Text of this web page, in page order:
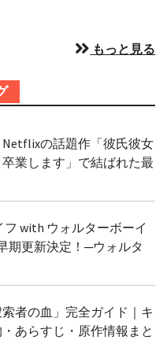
もっと見る
Netflixの話題作「彼氏彼女
業します」で結ばれた最
with ウォルターボーイ
期更新決定！─ウォルタ
者の血」完全ガイド｜キ
あらすじ・原作情報まと